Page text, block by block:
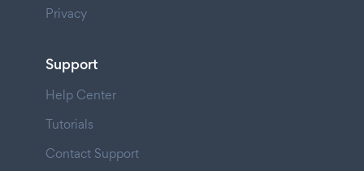
Privacy
Support
Help Center
Tutorials
Contact Support